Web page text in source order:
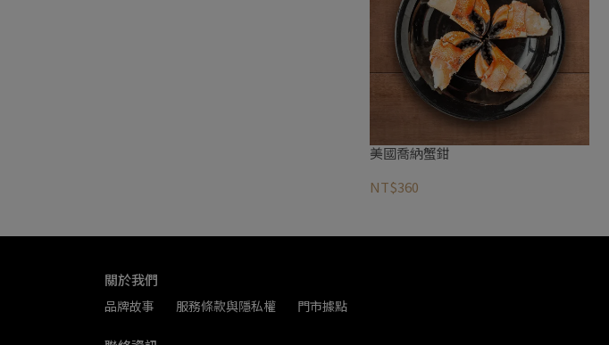
美國喬納蟹鉗
NT$360
關於我們
品牌故事 服務條款與隱私權 門市據點